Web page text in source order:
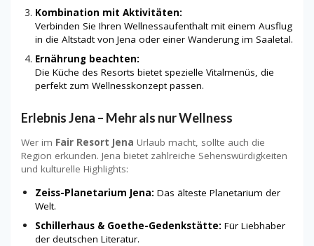
Kombination mit Aktivitäten:
Verbinden Sie Ihren Wellnessaufenthalt mit einem Ausflug
in die Altstadt von Jena oder einer Wanderung im Saaletal.
Ernährung beachten:
Die Küche des Resorts bietet spezielle Vitalmenüs, die
perfekt zum Wellnesskonzept passen.
Erlebnis Jena – Mehr als nur Wellness
Wer im Fair Resort Jena Urlaub macht, sollte auch die
Region erkunden. Jena bietet zahlreiche Sehenswürdigkeiten
und kulturelle Highlights:
Zeiss-Planetarium Jena: Das älteste Planetarium der
Welt.
Schillerhaus & Goethe-Gedenkstätte: Für Liebhaber
der deutschen Literatur.